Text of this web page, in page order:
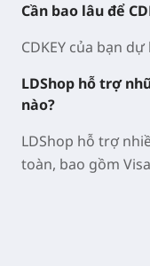
Cần bao lâu để
CDKEY của bạn
LDShop hỗ trợ
nào?
LDShop hỗ trợ
toàn, bao gồm